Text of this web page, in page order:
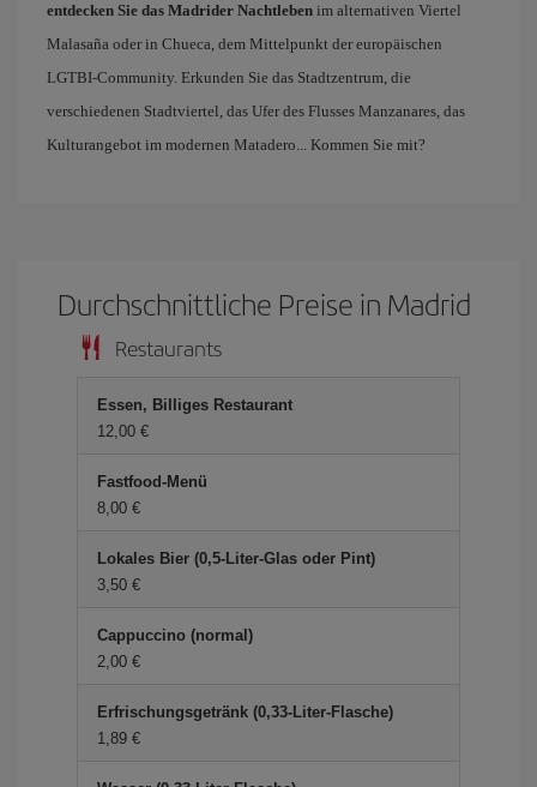
entdecken Sie das Madrider Nachtleben im alternativen Viertel
Malasaña oder in Chueca, dem Mittelpunkt der europäischen
LGTBI-Community. Erkunden Sie das Stadtzentrum, die
verschiedenen Stadtviertel, das Ufer des Flusses Manzanares, das
Kulturangebot im modernen Matadero... Kommen Sie mit?
Durchschnittliche Preise in Madrid
Restaurants
Essen, Billiges Restaurant
12,00 €
Fastfood-Menü
8,00 €
Lokales Bier (0,5-Liter-Glas oder Pint)
3,50 €
Cappuccino (normal)
2,00 €
Erfrischungsgetränk (0,33-Liter-Flasche)
1,89 €